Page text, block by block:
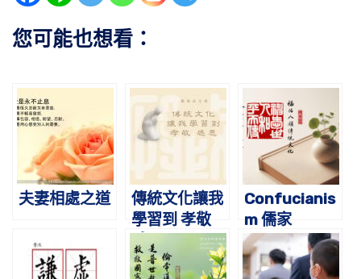
您可能也想看：
夫妻相處之道
傳統文化讓我
學習到 孝敬
感恩
Confucianis
m 儒家